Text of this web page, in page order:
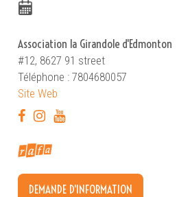
Association la Girandole d'Edmonton
#12, 8627 91 street
Téléphone : 7804680057
Site Web
DEMANDE D'INFORMATION